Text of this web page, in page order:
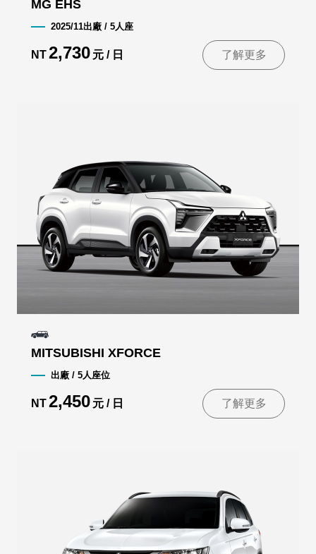
MG EHS
2025/11出廠 / 5人座
NT2,730 元 / 日 了解更多
MITSUBISHI XFORCE
出廠 / 5人座位
NT2,450 元 / 日 了解更多